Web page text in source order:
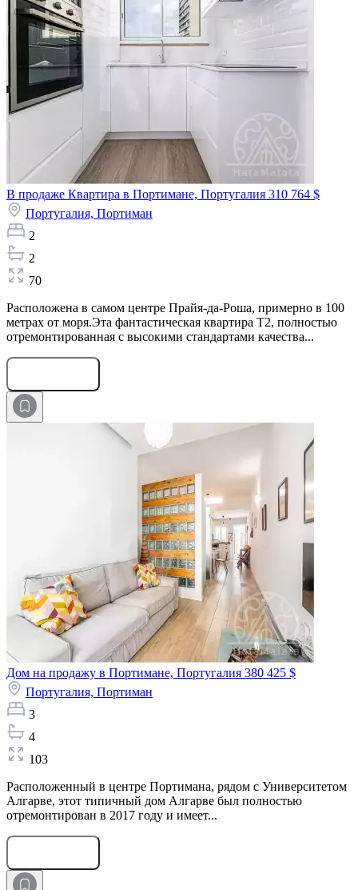
В продаже Квартира в Портимане, Португалия 310 764 $
Португалия, Портиман
2
2
70
Расположена в самом центре Прайя-да-Роша, примерно в 100
метрах от моря.Эта фантастическая квартира T2, полностью
отремонтированная с высокими стандартами качества...
Дом на продажу в Портимане, Португалия 380 425 $
Португалия, Портиман
3
4
103
Расположенный в центре Портимана, рядом с Университетом
Алгарве, этот типичный дом Алгарве был полностью
отремонтирован в 2017 году и имеет...